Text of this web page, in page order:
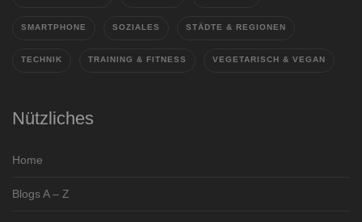
SMARTPHONE SOZIALES STÄDTE & REGIONEN
TECHNIK TRAINING & FITNESS VEGETARISCH & VEGAN
Nützliches
Home
Blogs A – Z